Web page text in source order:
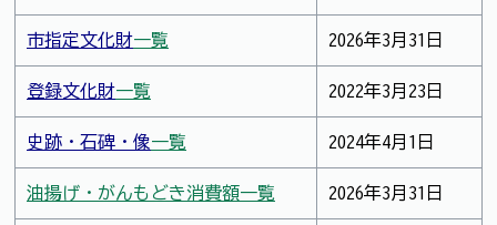
市指定文化財一覧 2026年3月31日
登録文化財一覧 2022年3月23日
史跡・石碑・像一覧 2024年4月1日
油揚げ・がんもどき消費額一覧 2026年3月31日